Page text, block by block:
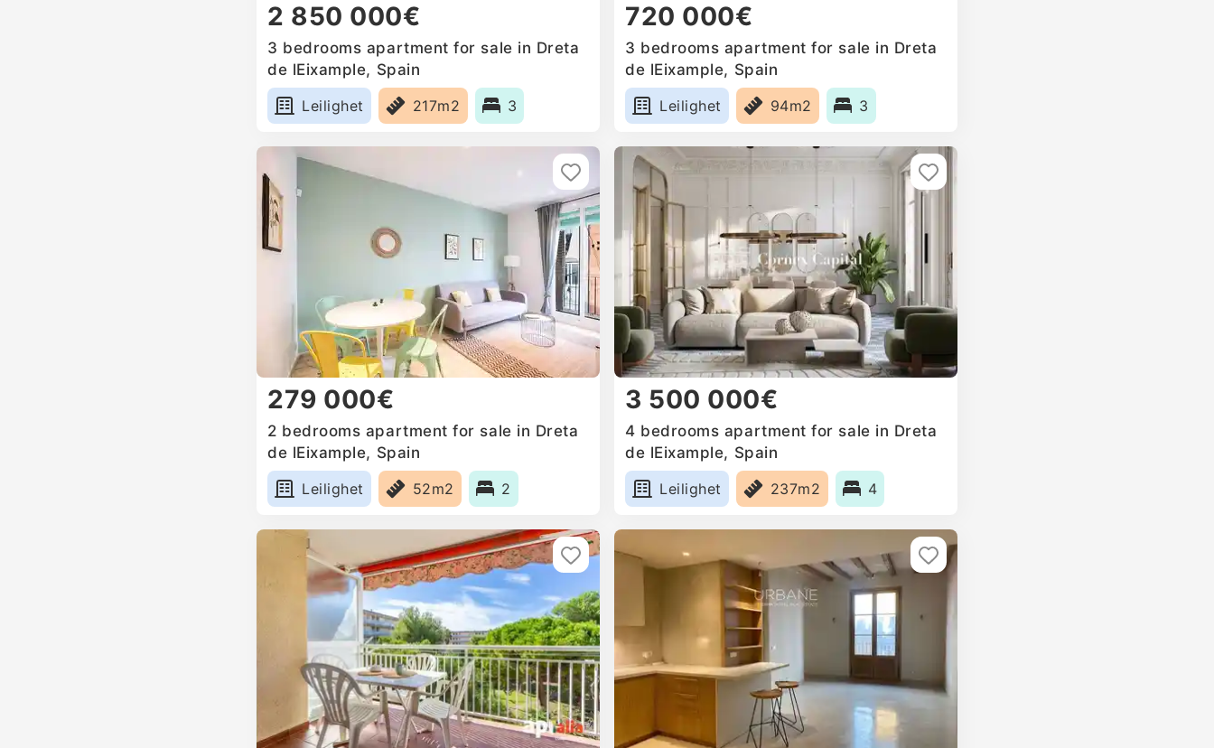
2 850 000€
3 bedrooms apartment for sale in Dreta
de lEixample, Spain
Leilighet
217m2 3
720 000€
3 bedrooms apartment for sale in Dreta
de lEixample, Spain
Leilighet
94m2 3
279 000€
2 bedrooms apartment for sale in Dreta
de lEixample, Spain
Leilighet
52m2 2
3 500 000€
4 bedrooms apartment for sale in Dreta
de lEixample, Spain
Leilighet
237m2 4